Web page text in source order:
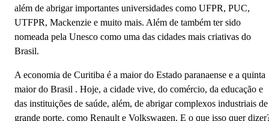
além de abrigar importantes universidades como UFPR, PUC,
UTFPR, Mackenzie e muito mais. Além‌ ‌de‌ ‌também‌ ‌ter‌ ‌sido‌
‌nomeada‌ ‌pela‌ ‌Unesco ‌como‌ ‌uma‌ ‌das‌ ‌cidades‌ ‌mais‌ ‌criativas do
Brasil.
‌A‌ ‌economia‌ ‌de‌ ‌Curitiba‌ ‌é‌ ‌a‌ ‌maior‌ ‌do‌ ‌Estado‌ ‌paranaense ‌e‌ ‌a‌ ‌quinta‌
‌maior‌ ‌do‌ ‌Brasil‌ . Hoje, a ‌cidade vive, do‌ ‌comércio,‌ ‌da‌ ‌educação‌ ‌e‌
‌das‌ ‌instituições‌ ‌de‌ ‌saúde,‌ ‌além,‌ de abrigar complexos‌ ‌industriais‌ ‌de‌
‌grande‌ ‌porte‌, ‌como‌ ‌Renault‌ ‌e‌ ‌Volkswagen.‌ ‌E‌ ‌o‌ ‌que‌ ‌isso‌ ‌quer‌